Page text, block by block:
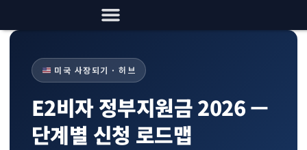
미국 사장되기 · 허브
E2비자 정부지원금 2026 —
단계별 신청 로드맵